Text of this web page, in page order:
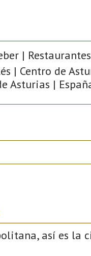
|
| Centro de
Asturias |
así es la